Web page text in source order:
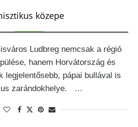
közepe
Ludbreg nemcsak a régió
hanem Horvátország és
legjelentősebb, pápai bullával is
zarándokhelye. …